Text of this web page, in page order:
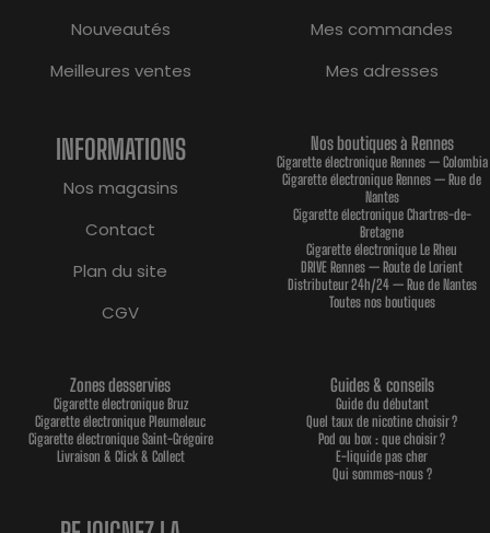
Nouveautés
Meilleures ventes
Mes commandes
Mes adresses
INFORMATIONS
Nos magasins
Contact
Plan du site
CGV
Nos boutiques à Rennes
Cigarette électronique Rennes — Colombia
Cigarette électronique Rennes — Rue de
Nantes
Cigarette électronique Chartres-de-
Bretagne
Cigarette électronique Le Rheu
DRIVE Rennes — Route de Lorient
Distributeur 24h/24 — Rue de Nantes
Toutes nos boutiques
Zones desservies
Cigarette électronique Bruz
Cigarette électronique Pleumeleuc
Cigarette électronique Saint-Grégoire
Livraison & Click & Collect
Guides & conseils
Guide du débutant
Quel taux de nicotine choisir ?
Pod ou box : que choisir ?
E-liquide pas cher
Qui sommes-nous ?